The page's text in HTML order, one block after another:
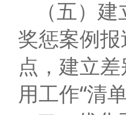
（五）
奖惩案例
点，建立
用工作“清